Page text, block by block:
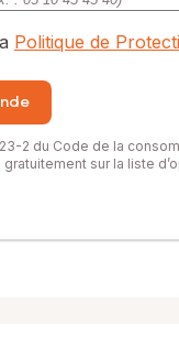
Politique de
2 du Code de la
gratuitement sur la liste